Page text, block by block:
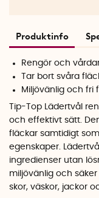
Produktinfo
Rengör och
Tar bort svåra
Miljövänlig och fri
Tip-Top Lädertvål
och effektivt sätt.
fläckar samtidigt
egenskaper.
ingredienser utan
miljövänlig och
skor, väskor, jackor